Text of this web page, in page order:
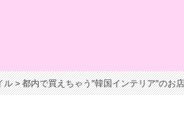
ル> 都内で買えちゃう"韓国インテリア"のお